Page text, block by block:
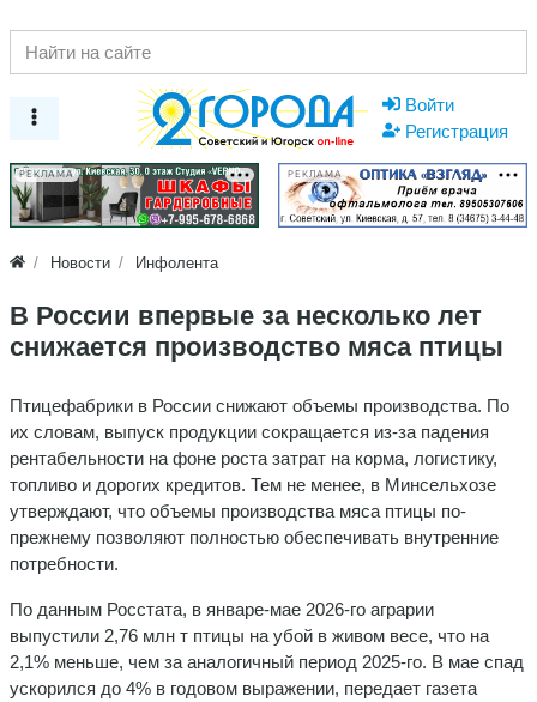
Войти
Регистрация
РЕКЛАМА РЕКЛАМА
Новости Инфолента
В России впервые за несколько лет
снижается производство мяса птицы
Птицефабрики в России снижают объемы производства. По
их словам, выпуск продукции сокращается из-за падения
рентабельности на фоне роста затрат на корма, логистику,
топливо и дорогих кредитов. Тем не менее, в Минсельхозе
утверждают, что объемы производства мяса птицы по-
прежнему позволяют полностью обеспечивать внутренние
потребности.
По данным Росстата, в январе-мае 2026-го аграрии
выпустили 2,76 млн т птицы на убой в живом весе, что на
2,1% меньше, чем за аналогичный период 2025-го. В мае спад
ускорился до 4% в годовом выражении, передает газета